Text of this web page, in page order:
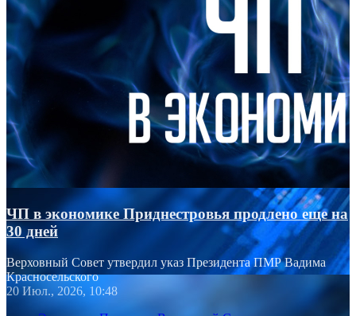
ЧП в экономике Приднестровья продлено еще на
30 дней
Верховный Совет утвердил указ Президента ПМР Вадима
Красносельского
20 Июл., 2026, 10:48